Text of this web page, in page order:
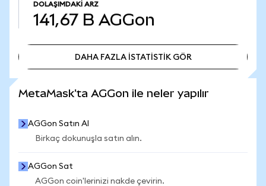
DOLAŞIMDAKI ARZ
141,67 B AGGon
DAHA FAZLA İSTATİSTİK GÖR
MetaMask'ta AGGon ile neler yapılır
AGGon Satın Al
Birkaç dokunuşla satın alın.
AGGon Sat
AGGon coin'lerinizi nakde çevirin.